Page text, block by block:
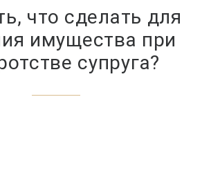
что сделать для
имущества при
супруга?